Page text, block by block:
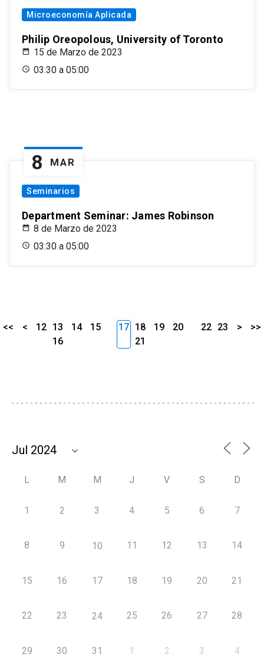
Microeconomía Aplicada
Philip Oreopolous, University of Toronto
15 de Marzo de 2023
03:30 a 05:00
8 MAR
Seminarios
Department Seminar: James Robinson
8 de Marzo de 2023
03:30 a 05:00
<< < 12 13 14
15
16
17 18 19
20
21
22 23 > >>
L M M J V S D
1 2 3 4 5 6 7
8 9 10 11 12 13 14
15 16 17 18 19 20 21
22 23 24 25 26 27 28
29 30 31 1 2 3 4